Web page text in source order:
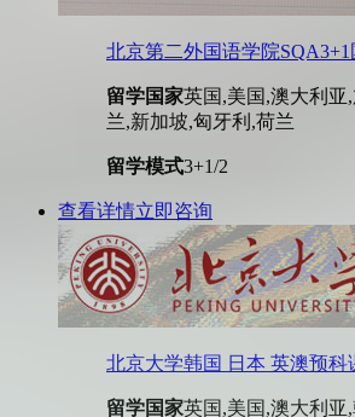
北京第二外国语学院
留学国家英国,美国,澳大利亚
兰,新加坡,匈牙利,荷兰
留学模式3+1/2
查看详情立即咨询
北京大学韩国 日本 英澳预科
留学国家英国,美国,澳大利亚